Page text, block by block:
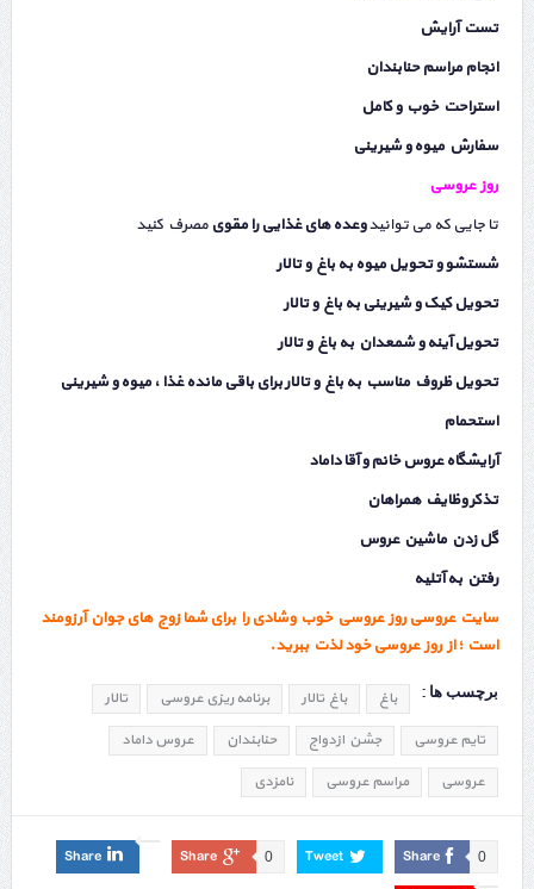
تست آرایش
انجام مراسم حنابندان
استراحت خوب و کامل
سفارش میوه و شیرینی
روز عروسی
تا جایی که می توانیدوعده های غذایی را مقوی مصرف کنید
شستشو و تحویل میوه به باغ و تالار
تحویل کیک و شیرینی به باغ و تالار
تحویل آینه و شمعدان به باغ و تالار
تحویل ظروف مناسب به باغ و تالار برای باقی مانده غذا ، میوه و شیرینی
استحمام
آرایشگاه عروس خانم و آقا داماد
تذکر وظایف همراهان
گل زدن ماشین عروس
رفتن به آتلیه
سایت عروسی روز عروسی خوب وشادی را برای شما زوج های جوان آرزومند
است ؛ از روز عروسی خود لذت ببرید.
برچسب ها : باغ باغ تالار برنامه ریزی عروسی
تالار
تایم عروسی
جشن ازدواج حنابندان
عروس داماد
عروسی
مراسم عروسی نامزدی
Share 0
Tweet
Share 0
Share